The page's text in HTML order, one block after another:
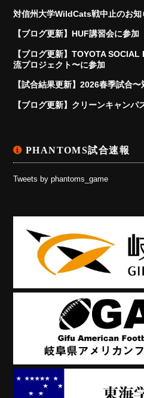
対信州大学WildCats戦中止のお知
【ブログ更新】HUF講習会に参加
【ブログ更新】TOYOTA
流プロジェクト〜に参加
【試合結果更新】2026春季試合
【ブログ更新】クリーンキャンパ
PHANTOMS試合速報
Tweets by phantoms_game